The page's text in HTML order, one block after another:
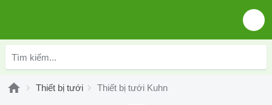
Thiết bị tưới Thiết bị tưới Kuhn